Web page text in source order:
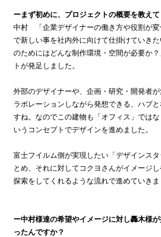
ーまず初めに、プロジェクトの概要を教えて
中村 「企業デザイナーの働き方や役割が
で新しい事を社内外に向けて仕掛けていき
のためにはどんな制作環境・空間が必要か
トが発足しました。
外部のデザイナーや、企画・研究・開発者
ラボレーションしながら発想できる、ハブ
すね。なのでこの建物も「オフィス」では
いうコンセプトでデザインを進めました。
富士フイルム側が実現したい「デザインス
とめ、それに対してコクヨさんがイメージ
探索をしてくれるような流れで進めていきま
ー中村様達の希望やイメージに対し轟木様
ったんですか？